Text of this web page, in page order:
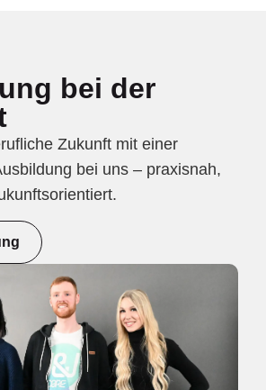
bei der
Zukunft mit einer
bei uns – praxisnah,